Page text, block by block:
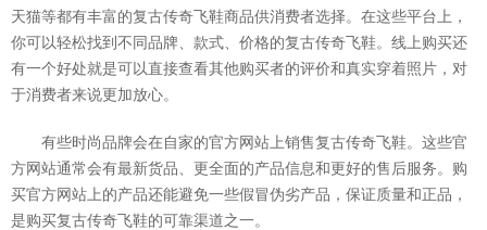
天猫等都有丰富的复古传奇飞鞋商品供消费者选择。在这些平台上，
你可以轻松找到不同品牌、款式、价格的复古传奇飞鞋。线上购买还
有一个好处就是可以直接查看其他购买者的评价和真实穿着照片，对
于消费者来说更加放心。
有些时尚品牌会在自家的官方网站上销售复古传奇飞鞋。这些官
方网站通常会有最新货品、更全面的产品信息和更好的售后服务。购
买官方网站上的产品还能避免一些假冒伪劣产品，保证质量和正品，
是购买复古传奇飞鞋的可靠渠道之一。